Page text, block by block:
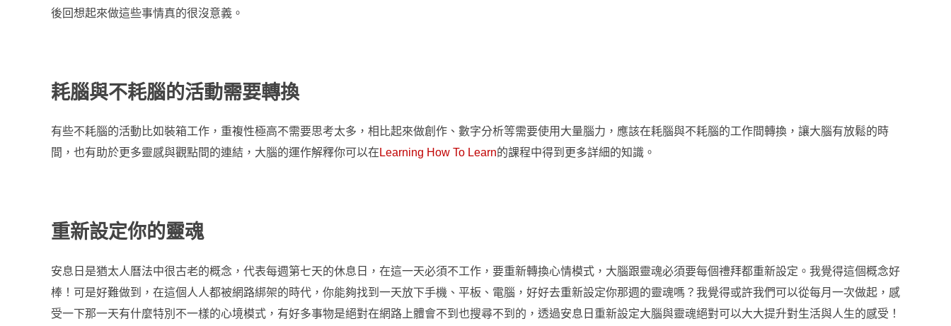
後回想起來做這些事情真的很沒意義。
耗腦與不耗腦的活動需要轉換
有些不耗腦的活動比如裝箱工作，重複性極高不需要思考太多，相比起來做創作、數字分析等需要使用大量腦力，應該在耗腦與不耗腦的工作間轉換，讓大腦有放鬆的時
間，也有助於更多靈感與觀點間的連結，大腦的運作解釋你可以在 Learning How To Learn的課程中得到更多詳細的知識。
重新設定你的靈魂
安息日是猶太人曆法中很古老的概念，代表每週第七天的休息日，在這一天必須不工作，要重新轉換心情模式，大腦跟靈魂必須要每個禮拜都重新設定。我覺得這個概念好
棒！可是好難做到，在這個人人都被網路綁架的時代，你能夠找到一天放下手機、平板、電腦，好好去重新設定你那週的靈魂嗎？我覺得或許我們可以從每月一次做起，感
受一下那一天有什麼特別不一樣的心境模式，有好多事物是絕對在網路上體會不到也搜尋不到的，透過安息日重新設定大腦與靈魂絕對可以大大提升對生活與人生的感受！